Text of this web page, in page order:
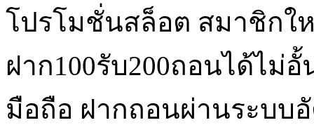
โปรโมชั่นสล็อต สมาชิกใ
ฝาก100รับ200ถอนได้ไม่
มือถือ ฝากถอนผ่านระบบ